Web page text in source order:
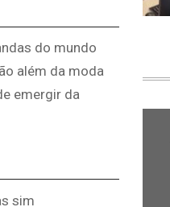
do mundo
além da moda
emergir da
sim